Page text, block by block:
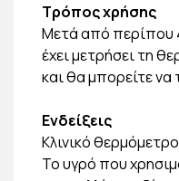
Τρόπος χρήσης
Μετά από περίπου
έχει μετρήσει τη
και θα μπορείτε να
Ενδείξεις
Κλινικό
Το υγρό που